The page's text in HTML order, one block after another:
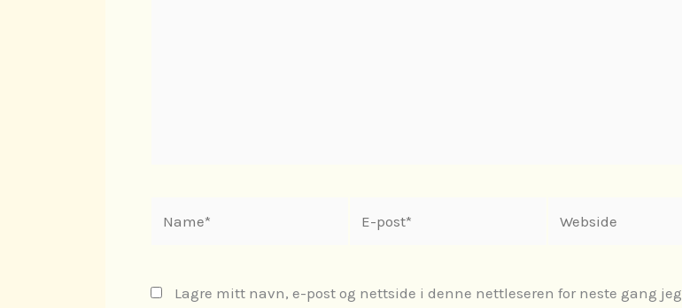
post*
Lagre mitt navn, e-post og nettside i denne nettleseren for neste gang jeg